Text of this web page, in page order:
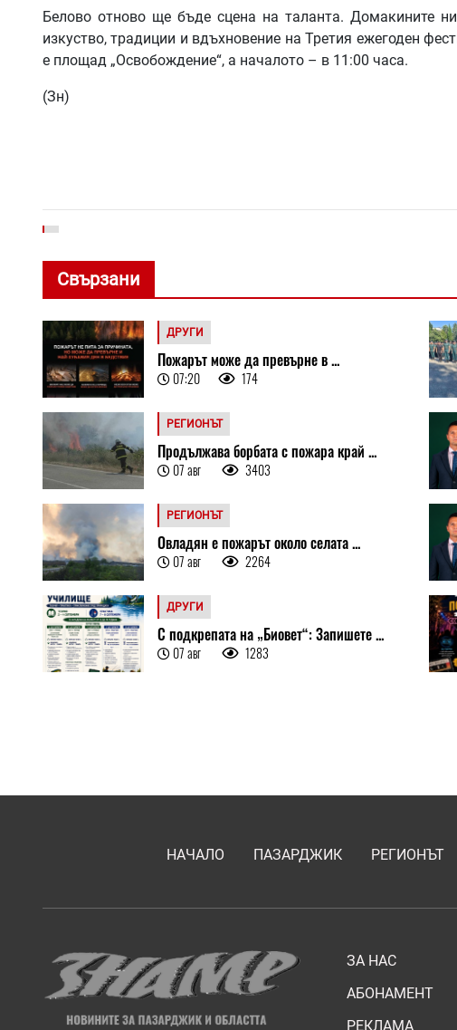
Белово отново ще бъде сцена на таланта. Домакините
изкуство, традиции и вдъхновение на Третия ежегоден
е площад „Освобождение“, а началото – в 11:00 часа.
(Зн)
Свързани
ДРУГИ
Пожарът може да превърне в ...
07:20 174
РЕГИОНЪТ
Продължава борбата с пожара край ...
07 авг 3403
РЕГИОНЪТ
Овладян е пожарът около селата ...
07 авг 2264
ДРУГИ
С подкрепата на „Биовет“: Запишете ...
07 авг 1283
НАЧАЛО ПАЗАРДЖИК РЕГИОНЪТ
ЗА НАС
АБОНАМЕНТ
РЕКЛАМА